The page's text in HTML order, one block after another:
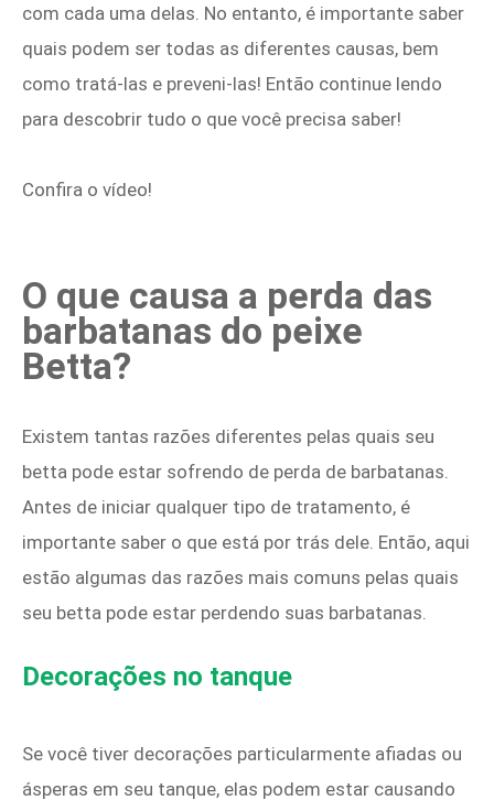
com cada uma delas. No entanto, é importante saber
quais podem ser todas as diferentes causas, bem
como tratá-las e preveni-las! Então continue lendo
para descobrir tudo o que você precisa saber!
Confira o vídeo!
O que causa a perda das
barbatanas do peixe
Betta?
Existem tantas razões diferentes pelas quais seu
betta pode estar sofrendo de perda de barbatanas.
Antes de iniciar qualquer tipo de tratamento, é
importante saber o que está por trás dele. Então, aqui
estão algumas das razões mais comuns pelas quais
seu betta pode estar perdendo suas barbatanas.
Decorações no tanque
Se você tiver decorações particularmente afiadas ou
ásperas em seu tanque, elas podem estar causando